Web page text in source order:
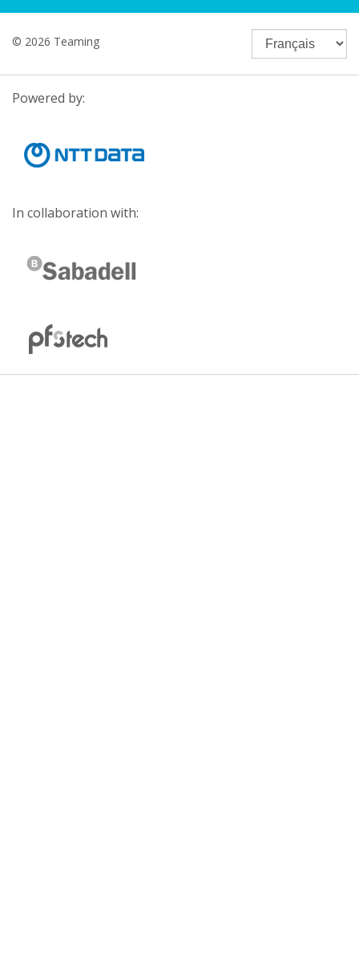
© 2026 Teaming
Powered by:
In collaboration with: